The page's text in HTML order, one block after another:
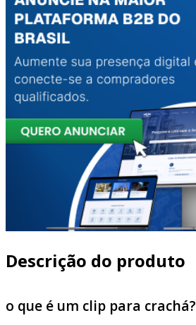
Descrição do produto
o que é um clip para crachá?